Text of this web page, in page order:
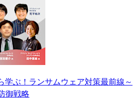
学ぶ！ランサムウェア対策最前線～
御戦略